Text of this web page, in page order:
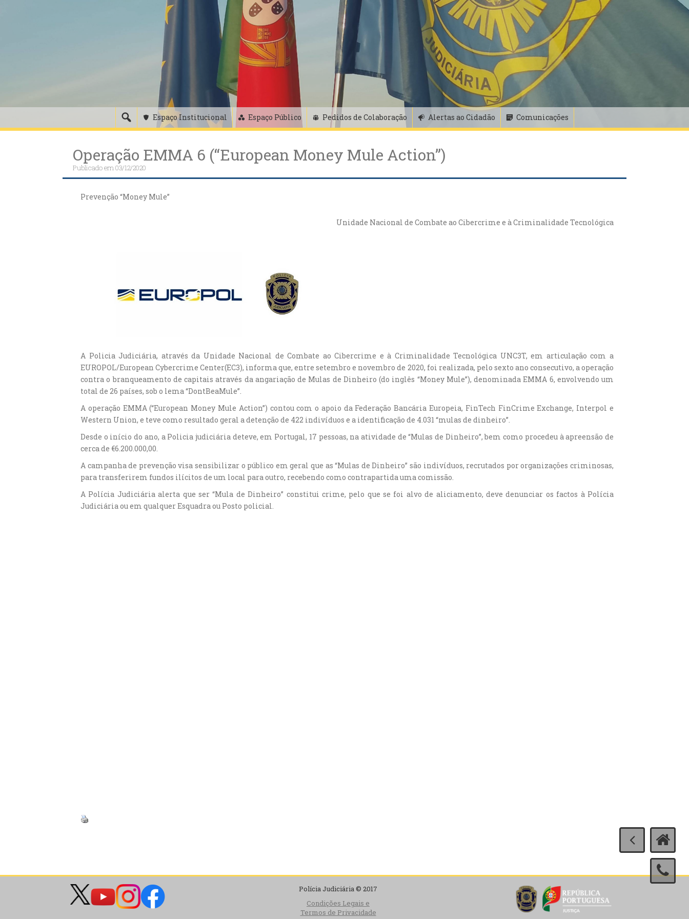
Espaço Institucional Espaço Público Pedidos de Colaboração Alertas ao Cidadão Comunicações
Operação EMMA 6 (“European Money Mule Action”)
Publicado em03/12/2020
Prevenção “Money Mule”
Unidade Nacional de Combate ao Cibercrime e à Criminalidade Tecnológica
A Policia Judiciária, através da Unidade Nacional de Combate ao Cibercrime e à Criminalidade Tecnológica UNC3T, em articulação com a
EUROPOL/European Cybercrime Center(EC3), informa que, entre setembro e novembro de 2020, foi realizada, pelo sexto ano consecutivo, a operação
contra o branqueamento de capitais através da angariação de Mulas de Dinheiro (do inglês “Money Mule”), denominada EMMA 6, envolvendo um
total de 26 países, sob o lema “DontBeaMule”.
A operação EMMA (“European Money Mule Action”) contou com o apoio da Federação Bancária Europeia, FinTech FinCrime Exchange, Interpol e
Western Union, e teve como resultado geral a detenção de 422 indivíduos e a identificação de 4.031 “mulas de dinheiro”.
Desde o início do ano, a Policia judiciária deteve, em Portugal, 17 pessoas, na atividade de “Mulas de Dinheiro”, bem como procedeu à apreensão de
cerca de €6.200.000,00.
A campanha de prevenção visa sensibilizar o público em geral que as “Mulas de Dinheiro” são indivíduos, recrutados por organizações criminosas,
para transferirem fundos ilícitos de um local para outro, recebendo como contrapartida uma comissão.
A Polícia Judiciária alerta que ser “Mula de Dinheiro” constitui crime, pelo que se foi alvo de aliciamento, deve denunciar os factos à Polícia
Judiciária ou em qualquer Esquadra ou Posto policial.
Polícia Judiciária © 2017
Condições Legais e
Termos de Privacidade